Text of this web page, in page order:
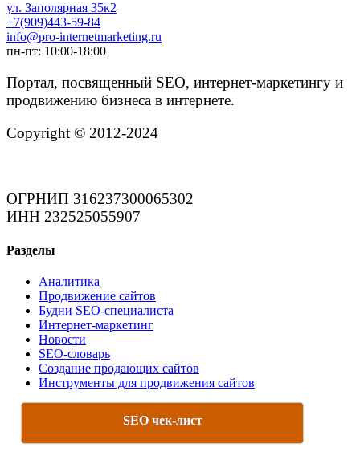
ул. Заполярная 35к2
+7(909)443-59-84
info@pro-internetmarketing.ru
пн-пт: 10:00-18:00
Портал, посвященный SEO, интернет-маркетингу и
продвижению бизнеса в интернете.
Copyright © 2012-2024
ОГРНИП 316237300065302
ИНН 232525055907
Разделы
Аналитика
Продвижение сайтов
Будни SEO-специалиста
Интернет-маркетинг
Новости
SEO-словарь
Создание продающих сайтов
Инструменты для продвижения сайтов
SEO чек-лист